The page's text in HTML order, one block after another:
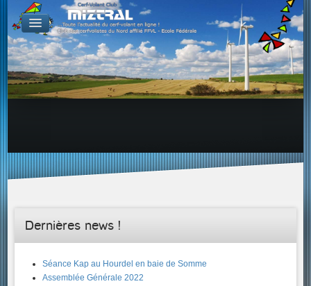
De par le monde
GALERIES
Galerie Photo
Galerie KAP
Galerie Vidéo
Proposer un lien sur votre site Web
Proposer un nouveau lien !
Dernières news !
Séance Kap au Hourdel en baie de Somme
Assemblée Générale 2022